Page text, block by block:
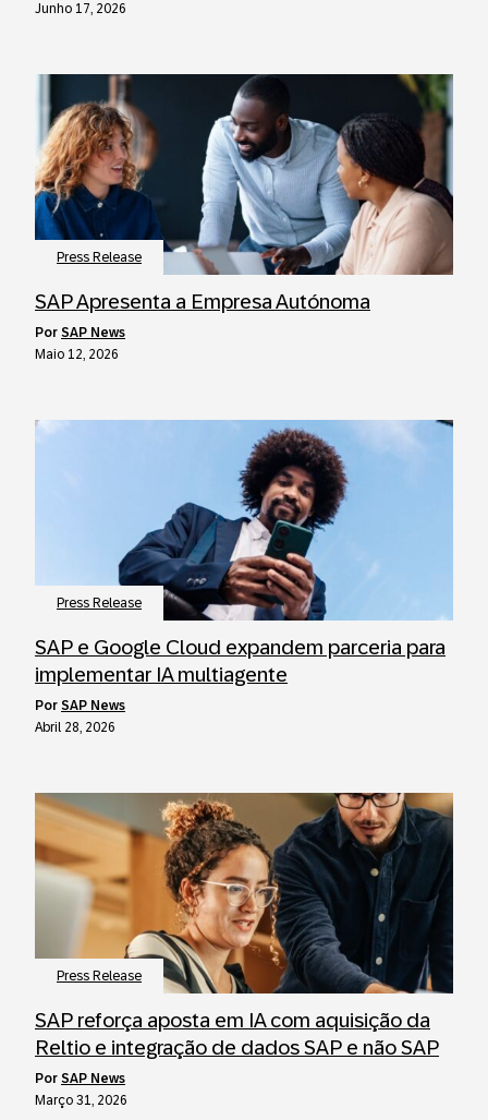
Junho 17, 2026
Press Release
SAP Apresenta a Empresa Autónoma
por SAP News
Maio 12, 2026
Press Release
SAP e Google Cloud expandem parceria para
implementar IA multiagente
por SAP News
Abril 28, 2026
Press Release
SAP reforça aposta em IA com aquisição da
Reltio e integração de dados SAP e não SAP
por SAP News
Março 31, 2026